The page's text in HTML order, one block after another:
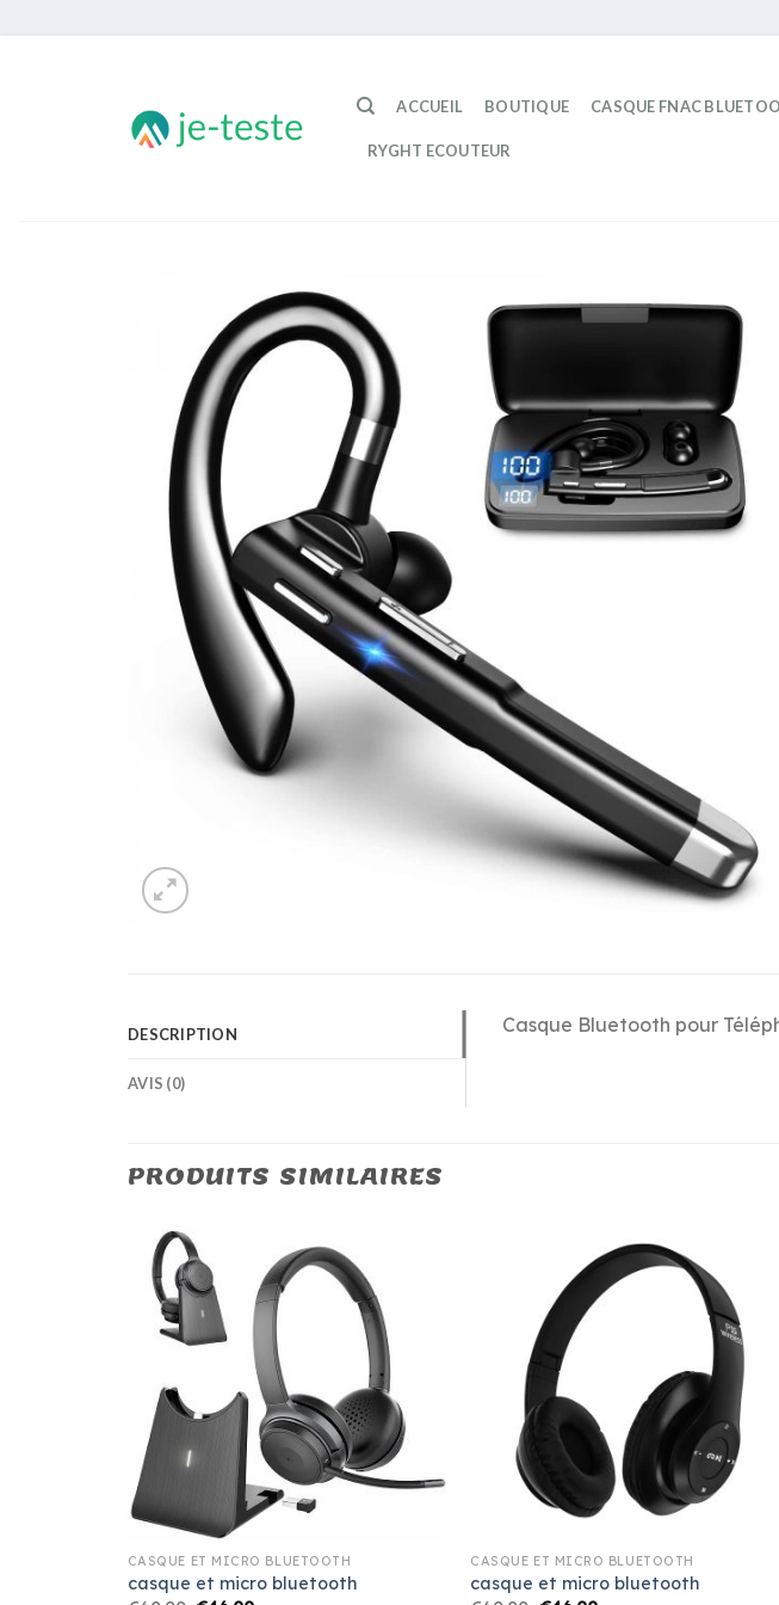
ACCUEIL BOUTIQUE CASQUE FNAC
RYGHT ECOUTEUR
DESCRIPTION
AVIS (0)
Casque Bluetooth pour
PRODUITS SIMILAIRES
CASQUE ET MICRO BLUETOOTH
casque et micro bluetooth
CASQUE ET MICRO BLUETOOTH
casque et micro bluetooth